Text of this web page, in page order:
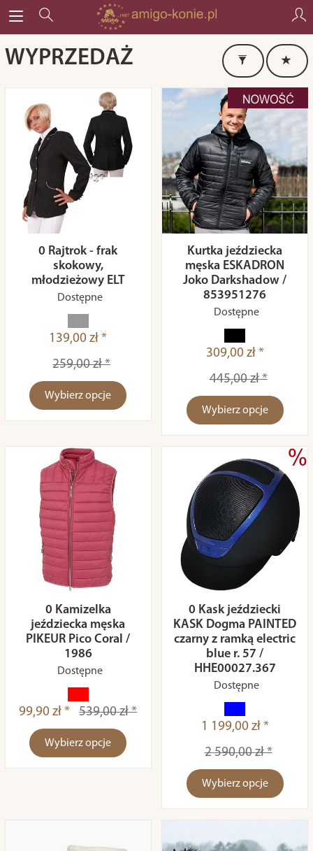
WYPRZEDAŻ
0 Rajtrok - frak
skokowy,
młodzieżowy ELT
Dostępne
139,00 zł *
259,00 zł *
Wybierz opcje
Kurtka jeździecka
męska ESKADRON
Joko Darkshadow /
853951276
Dostępne
309,00 zł *
445,00 zł *
Wybierz opcje
0 Kamizelka
jeździecka męska
PIKEUR Pico Coral /
1986
Dostępne
99,90 zł * 539,00 zł *
Wybierz opcje
0 Kask jeździecki
KASK Dogma PAINTED
czarny z ramką electric
blue r. 57 /
HHE00027.367
Dostępne
1 199,00 zł *
2 590,00 zł *
Wybierz opcje